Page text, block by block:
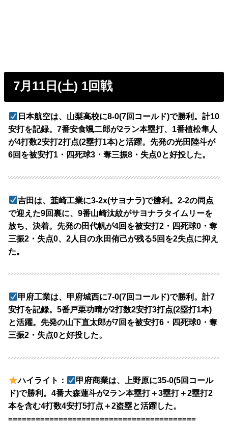
7月11日(土) 1回戦
日本航空は、山梨高校に8-0(7回コールド)で勝利。計10
安打を記録。7番安食颯二郎が2ラン本塁打、1番植松隼人
が4打数2安打2打点(2塁打1本)と活躍。先発の光田陸斗が
6回を被安打1・四死球3・奪三振8・失点0と好投した。
吉田は、韮崎工業に3-2x(サヨナラ)で勝利。2-2の同点
で迎えた9回裏に、9番山崎汰紋がサヨナラタイムリーを
放ち、決着。先発の田代帆が4回を被安打2・四死球0・奪
三振2・失点0、2人目の永田侑己が残る5回を2失点に抑え
た。
甲府工業は、甲府城西に7-0(7回コールド)で勝利。計7
安打を記録。5番戸栗功晴が2打数2安打3打点(2塁打1本)
と活躍。先発の山下直太郎が7回を被安打6・四死球0・奪
三振2・失点0と好投した。
ハイライト：
甲府商業は、上野原に35-0(5回コール
ド)で勝利。4番大森蓮斗が2ラン本塁打＋3塁打＋2塁打2
本を含む4打数4安打5打点＋2盗塁と活躍した。
=========================================